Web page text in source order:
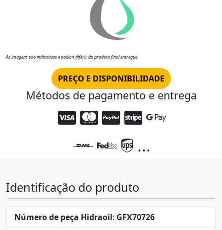
As imagens são indicativas e podem diferir do produto final entregue.
PREÇO E DISPONIBILIDADE
Métodos de pagamento e entrega
...
Identificação do produto
Número de peça Hidraoil: GFX70726